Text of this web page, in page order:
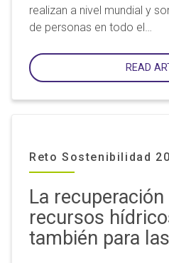
realizan a nivel mundial y
de personas en todo el…
READ
Reto Sostenibilidad
La
recursos
también para